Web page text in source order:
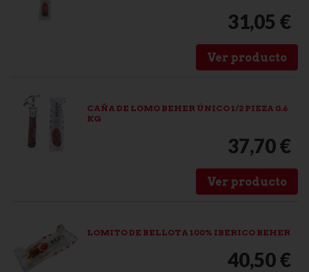
31,05 €
Ver producto
CAÑA DE LOMO BEHER ÚNICO 1/2 PIEZA 0.6
KG
37,70 €
Ver producto
LOMITO DE BELLOTA 100% IBERICO BEHER
40,50 €